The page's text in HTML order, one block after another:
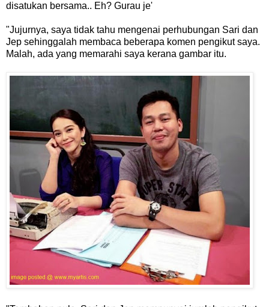
disatukan bersama.. Eh? Gurau je'
"Jujurnya, saya tidak tahu mengenai perhubungan Sari dan
Jep sehinggalah membaca beberapa komen pengikut saya.
Malah, ada yang memarahi saya kerana gambar itu.